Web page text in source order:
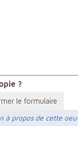
?
le formulaire
à propos de cette